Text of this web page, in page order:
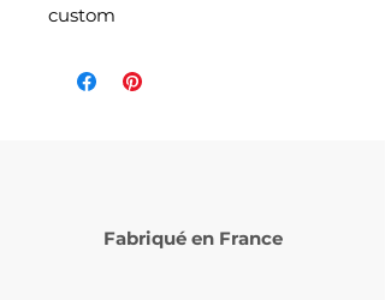
custom
Fabriqué en France